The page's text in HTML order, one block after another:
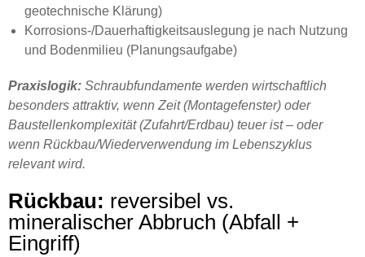
geotechnische Klärung)
Korrosions-/Dauerhaftigkeitsauslegung je nach Nutzung
und Bodenmilieu (Planungsaufgabe)
Praxislogik: Schraubfundamente werden wirtschaftlich
besonders attraktiv, wenn Zeit (Montagefenster) oder
Baustellenkomplexität (Zufahrt/Erdbau) teuer ist – oder
wenn Rückbau/Wiederverwendung im Lebenszyklus
relevant wird.
Rückbau: reversibel vs.
mineralischer Abbruch (Abfall +
Eingriff)